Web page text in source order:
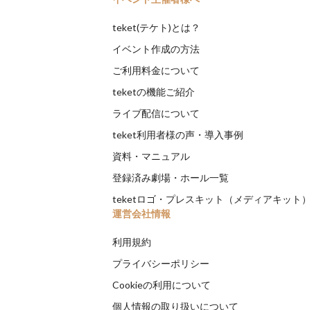
teket(テケト)とは？
イベント作成の方法
ご利用料金について
teketの機能ご紹介
ライブ配信について
teket利用者様の声・導入事例
資料・マニュアル
登録済み劇場・ホール一覧
teketロゴ・プレスキット（メディアキット）
運営会社情報
利用規約
プライバシーポリシー
Cookieの利用について
個人情報の取り扱いについて